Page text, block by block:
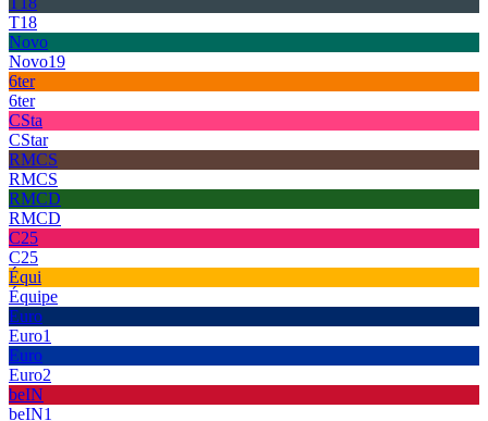
T18
Novo
Novo19
6ter
6ter
CSta
CStar
RMCS
RMCS
RMCD
RMCD
C25
C25
Équi
Équipe
Euro
Euro1
Euro
Euro2
beIN
beIN1